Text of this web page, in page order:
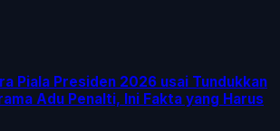
Piala Presiden 2026 usai Tundukkan
Adu Penalti, Ini Fakta yang Harus